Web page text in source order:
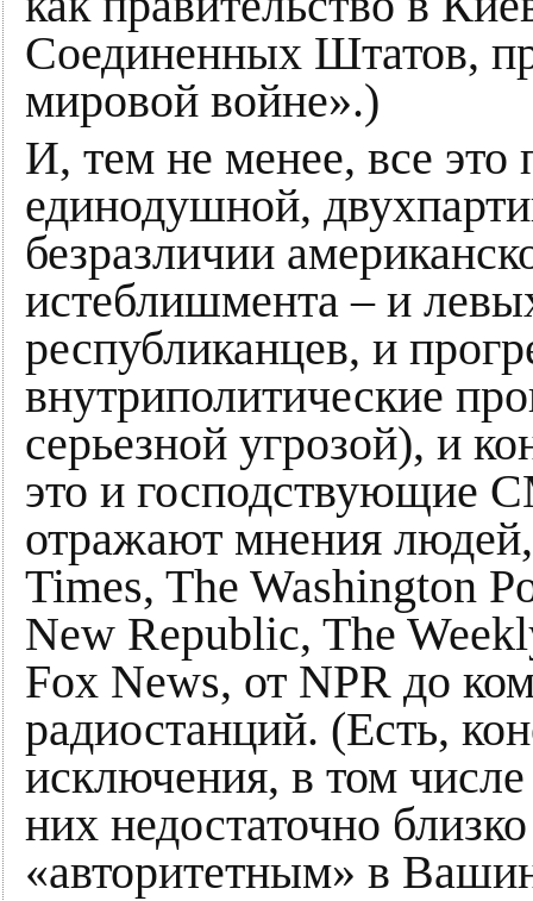
Соединенных Штатов,
мировой войне».)
И, тем не менее, все
единодушной,
безразличии
истеблишмента – и
республиканцев, и
внутриполитические
серьезной угрозой), и
это и господствующие
отражают мнения
Times, The Washington
New Republic, The
Fox News, от NPR до
радиостанций. (Есть,
исключения, в том
них недостаточно
«авторитетным» в